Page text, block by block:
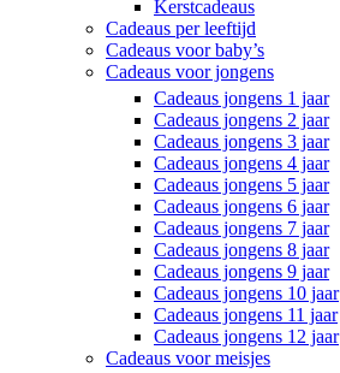
Kerstcadeaus
Cadeaus per leeftijd
Cadeaus voor baby’s
Cadeaus voor jongens
Cadeaus jongens 1 jaar
Cadeaus jongens 2 jaar
Cadeaus jongens 3 jaar
Cadeaus jongens 4 jaar
Cadeaus jongens 5 jaar
Cadeaus jongens 6 jaar
Cadeaus jongens 7 jaar
Cadeaus jongens 8 jaar
Cadeaus jongens 9 jaar
Cadeaus jongens 10 jaar
Cadeaus jongens 11 jaar
Cadeaus jongens 12 jaar
Cadeaus voor meisjes